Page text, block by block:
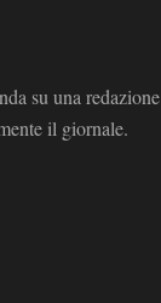
su una redazione
il giornale.